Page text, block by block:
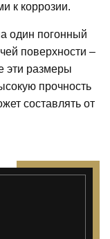
к коррозии.
один погонный
поверхности –
эти размеры
прочность
составлять от